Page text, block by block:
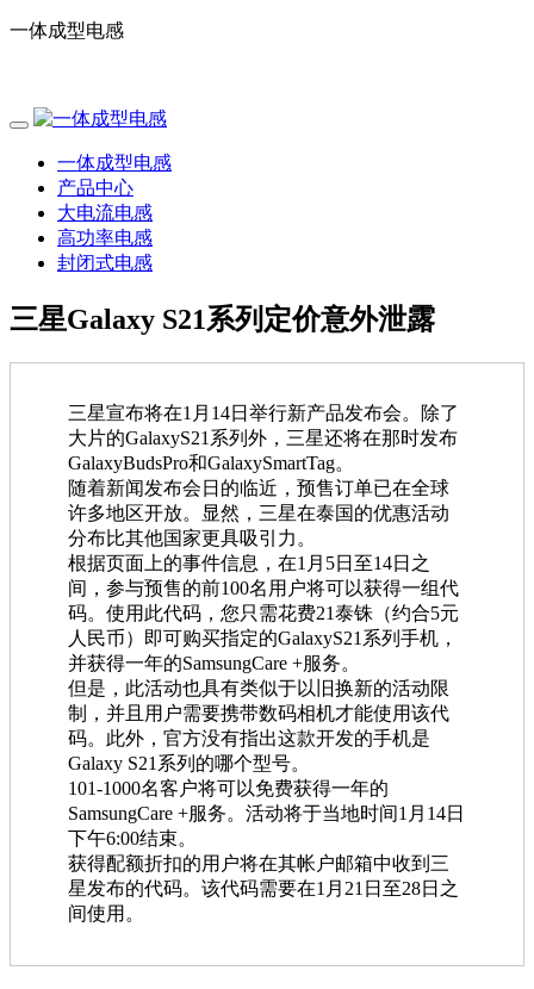
一体成型电感
一体成型电感
产品中心
大电流电感
高功率电感
封闭式电感
三星Galaxy S21系列定价意外泄露
三星宣布将在1月14日举行新产品发布会。除了
大片的GalaxyS21系列外，三星还将在那时发布
GalaxyBudsPro和GalaxySmartTag。
随着新闻发布会日的临近，预售订单已在全球
许多地区开放。显然，三星在泰国的优惠活动
分布比其他国家更具吸引力。
根据页面上的事件信息，在1月5日至14日之
间，参与预售的前100名用户将可以获得一组代
码。使用此代码，您只需花费21泰铢（约合5元
人民币）即可购买指定的GalaxyS21系列手机，
并获得一年的SamsungCare +服务。
但是，此活动也具有类似于以旧换新的活动限
制，并且用户需要携带数码相机才能使用该代
码。此外，官方没有指出这款开发的手机是
Galaxy S21系列的哪个型号。
101-1000名客户将可以免费获得一年的
SamsungCare +服务。活动将于当地时间1月14日
下午6:00结束。
获得配额折扣的用户将在其帐户邮箱中收到三
星发布的代码。该代码需要在1月21日至28日之
间使用。